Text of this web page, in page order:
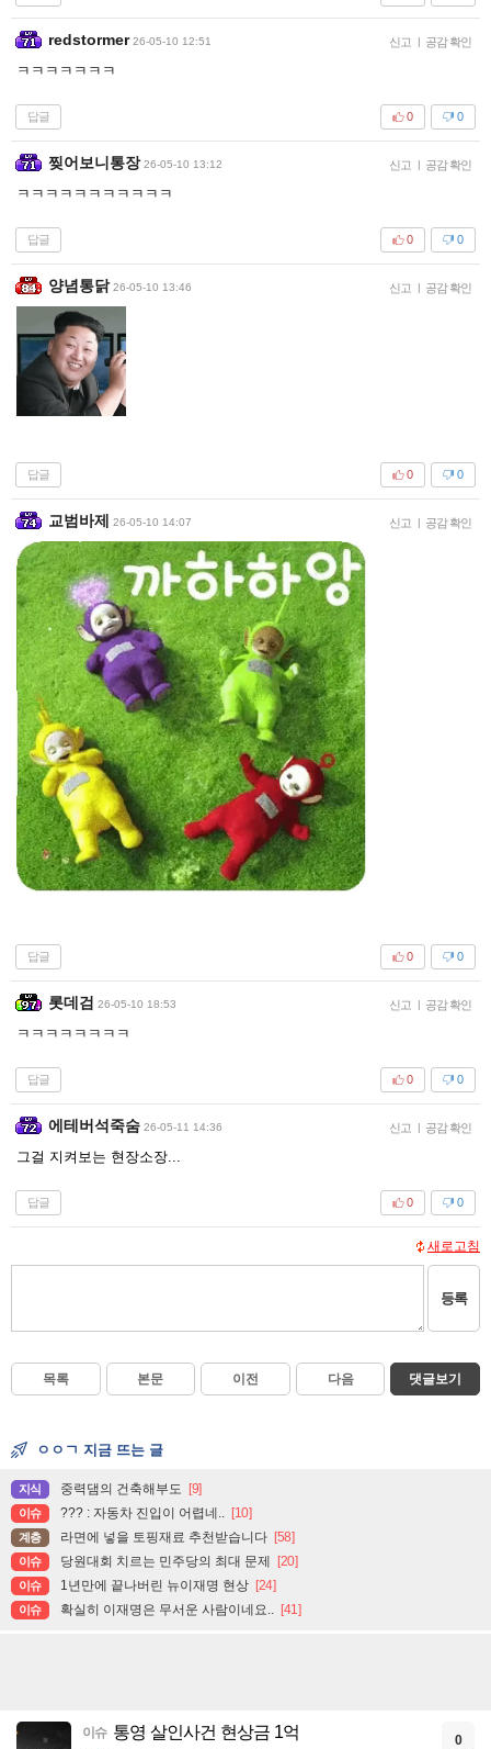
redstormer 26-05-10 12:51 신고 | 공감 확인
ㅋㅋㅋㅋㅋㅋㅋ
답글 0
0
찢어보니통장 26-05-10 13:12 신고 | 공감 확인
ㅋㅋㅋㅋㅋㅋㅋㅋㅋㅋㅋ
답글 0
0
양념통닭 26-05-10 13:46 신고 | 공감 확인
답글 0
0
교범바제 26-05-10 14:07 신고 | 공감 확인
답글 0
0
롯데검 26-05-10 18:53 신고 | 공감 확인
ㅋㅋㅋㅋㅋㅋㅋㅋ
답글 0
0
에테버석죽숨 26-05-11 14:36 신고 | 공감 확인
그걸 지켜보는 현장소장...
답글 0
0
새로고침
등록
목록 본문 이전 다음 댓글보기
ㅇㅇㄱ 지금 뜨는 글
지식 중력댐의 건축해부도 [9]
이슈 ??? : 자동차 진입이 어렵네.. [10]
계층 라면에 넣을 토핑재료 추천받습니다 [58]
이슈 당원대회 치르는 민주당의 최대 문제 [20]
이슈 1년만에 끝나버린 뉴이재명 현상 [24]
이슈 확실히 이재명은 무서운 사람이네요.. [41]
이슈 통영 살인사건 현상금 1억 0